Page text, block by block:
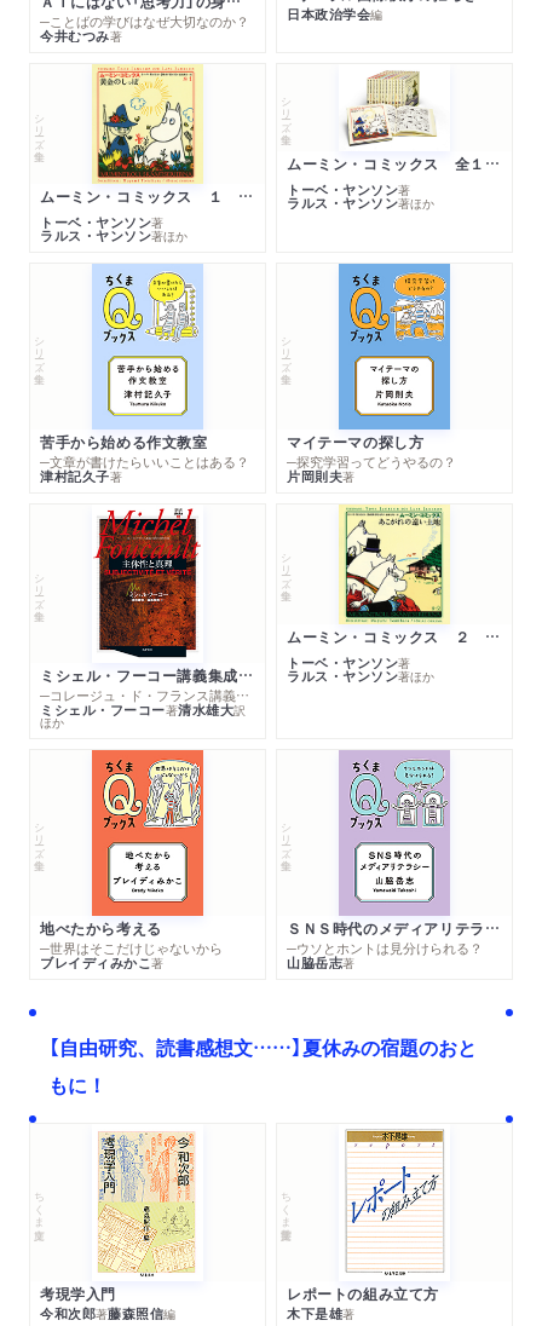
─ことばの学びはなぜ大切なのか？
今井むつみ著
日本政治学会編
シリーズ・全集
ムーミン・コミックス １ 黄金のしっぽ
トーベ・ヤンソン著
ラルス・ヤンソン著ほか
シリーズ・全集
ムーミン・コミックス 全１４巻セット
トーベ・ヤンソン著
ラルス・ヤンソン著ほか
シリーズ・全集
苦手から始める作文教室
─文章が書けたらいいことはある？
津村記久子著
シリーズ・全集
マイテーマの探し方
─探究学習ってどうやるの？
片岡則夫著
シリーズ・全集
ミシェル・フーコー講義集成１０ 主体性と真理
─コレージュ・ド・フランス講義１９８０－１９８１年度
ミシェル・フーコー著清水雄大訳
ほか
シリーズ・全集
ムーミン・コミックス ２ あこがれの遠い土地
トーベ・ヤンソン著
ラルス・ヤンソン著ほか
シリーズ・全集
地べたから考える
─世界はそこだけじゃないから
ブレイディみかこ著
シリーズ・全集
ＳＮＳ時代のメディアリテラシー
─ウソとホントは見分けられる？
山脇岳志著
【自由研究、読書感想文……】夏休みの宿題のおと
もに！
ちくま文庫
考現学入門
今和次郎著藤森照信編
ちくま学芸文庫
レポートの組み立て方
木下是雄著